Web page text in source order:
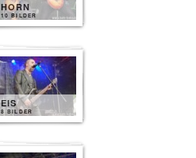
HORN
10 BILDER
EIS
8 BILDER